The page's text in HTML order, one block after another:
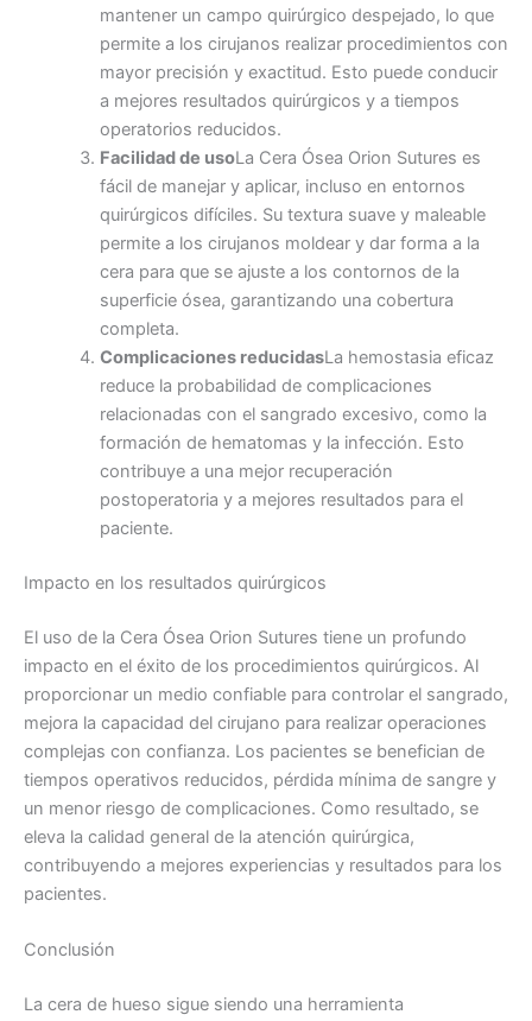
Nombre *
Correo*
Teléfono
Nombre De Empresa
Tu mensaje*
mantener un campo quirúrgico despejado, lo que
permite a los cirujanos realizar procedimientos con
mayor precisión y exactitud. Esto puede conducir
a mejores resultados quirúrgicos y a tiempos
operatorios reducidos.
Facilidad de usoLa Cera Ósea Orion Sutures es
fácil de manejar y aplicar, incluso en entornos
quirúrgicos difíciles. Su textura suave y maleable
permite a los cirujanos moldear y dar forma a la
cera para que se ajuste a los contornos de la
superficie ósea, garantizando una cobertura
completa.
Complicaciones reducidasLa hemostasia eficaz
reduce la probabilidad de complicaciones
relacionadas con el sangrado excesivo, como la
formación de hematomas y la infección. Esto
contribuye a una mejor recuperación
postoperatoria y a mejores resultados para el
paciente.
Impacto en los resultados quirúrgicos
El uso de la Cera Ósea Orion Sutures tiene un profundo
impacto en el éxito de los procedimientos quirúrgicos. Al
proporcionar un medio confiable para controlar el sangrado,
mejora la capacidad del cirujano para realizar operaciones
complejas con confianza. Los pacientes se benefician de
tiempos operativos reducidos, pérdida mínima de sangre y
un menor riesgo de complicaciones. Como resultado, se
eleva la calidad general de la atención quirúrgica,
contribuyendo a mejores experiencias y resultados para los
pacientes.
Conclusión
La cera de hueso sigue siendo una herramienta